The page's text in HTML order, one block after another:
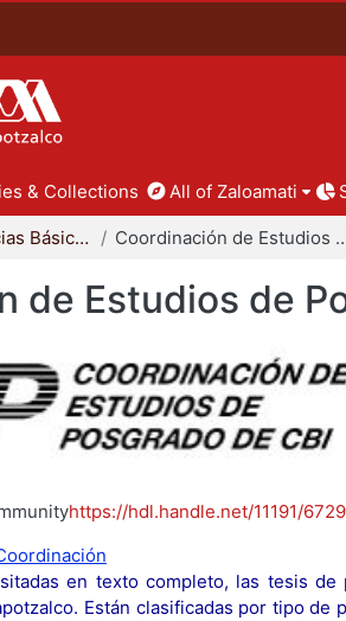
& Collections All of Zaloamati
División de Ciencias Básicas e Ingeniería Coordinación de
de Estudios de
https://hdl.handle.net/11191/6729
en texto completo, las tesis
Están clasificadas por tipo